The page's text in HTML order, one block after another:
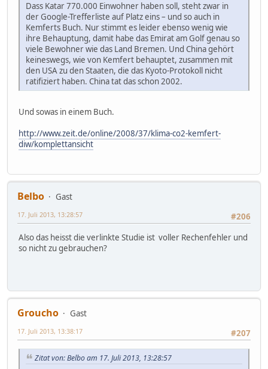
Dass Katar 770.000 Einwohner haben soll, steht zwar in
der Google-Trefferliste auf Platz eins – und so auch in
Kemferts Buch. Nur stimmt es leider ebenso wenig wie
ihre Behauptung, damit habe das Emirat am Golf genau so
viele Bewohner wie das Land Bremen. Und China gehört
keineswegs, wie von Kemfert behauptet, zusammen mit
den USA zu den Staaten, die das Kyoto-Protokoll nicht
ratifiziert haben. China tat das schon 2002.
Und sowas in einem Buch.
http://www.zeit.de/online/2008/37/klima-co2-kemfert-
diw/komplettansicht
Belbo
Gast
#206
17. Juli 2013, 13:28:57
Also das heisst die verlinkte Studie ist voller Rechenfehler und
so nicht zu gebrauchen?
Groucho
Gast
#207
17. Juli 2013, 13:38:17
Zitat von: Belbo am 17. Juli 2013, 13:28:57